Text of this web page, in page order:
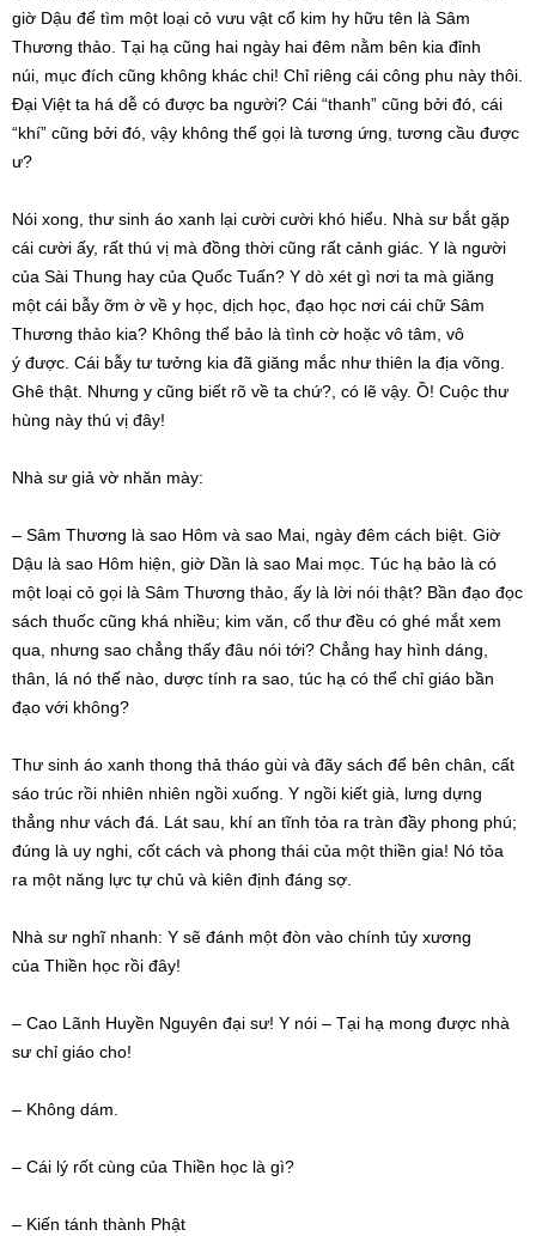
giờ Dậu để tìm một loại cỏ vưu vật cổ kim hy hữu tên là Sâm
Thương thảo. Tại hạ cũng hai ngày hai đêm nằm bên kia đỉnh
núi, mục đích cũng không khác chi! Chỉ riêng cái công phu này thôi.
Đại Việt ta há dễ có được ba người? Cái “thanh” cũng bởi đó, cái
“khí” cũng bởi đó, vậy không thể gọi là tương ứng, tương cầu được
ư?
Nói xong, thư sinh áo xanh lại cười cười khó hiểu. Nhà sư bắt gặp
cái cười ấy, rất thú vị mà đồng thời cũng rất cảnh giác. Y là người
của Sài Thung hay của Quốc Tuấn? Y dò xét gì nơi ta mà giăng
một cái bẫy ỡm ờ về y học, dịch học, đạo học nơi cái chữ Sâm
Thương thảo kia? Không thể bảo là tình cờ hoặc vô tâm, vô
ý được. Cái bẫy tư tưởng kia đã giăng mắc như thiên la địa võng.
Ghê thật. Nhưng y cũng biết rõ về ta chứ?, có lẽ vậy. Ồ! Cuộc thư
hùng này thú vị đây!
Nhà sư giả vờ nhăn mày:
– Sâm Thương là sao Hôm và sao Mai, ngày đêm cách biệt. Giờ
Dậu là sao Hôm hiện, giờ Dần là sao Mai mọc. Túc hạ bảo là có
một loại cỏ gọi là Sâm Thương thảo, ấy là lời nói thật? Bần đạo đọc
sách thuốc cũng khá nhiều; kim văn, cổ thư đều có ghé mắt xem
qua, nhưng sao chẳng thấy đâu nói tới? Chẳng hay hình dáng,
thân, lá nó thế nào, dược tính ra sao, túc hạ có thể chỉ giáo bần
đạo với không?
Thư sinh áo xanh thong thả tháo gùi và đãy sách để bên chân, cất
sáo trúc rồi nhiên nhiên ngồi xuống. Y ngồi kiết già, lưng dựng
thẳng như vách đá. Lát sau, khí an tĩnh tỏa ra tràn đầy phong phú;
đúng là uy nghi, cốt cách và phong thái của một thiền gia! Nó tỏa
ra một năng lực tự chủ và kiên định đáng sợ.
Nhà sư nghĩ nhanh: Y sẽ đánh một đòn vào chính tủy xương
của Thiền học rồi đây!
– Cao Lãnh Huyền Nguyên đại sư! Y nói – Tại hạ mong được nhà
sư chỉ giáo cho!
– Không dám.
– Cái lý rốt cùng của Thiền học là gì?
– Kiến tánh thành Phật